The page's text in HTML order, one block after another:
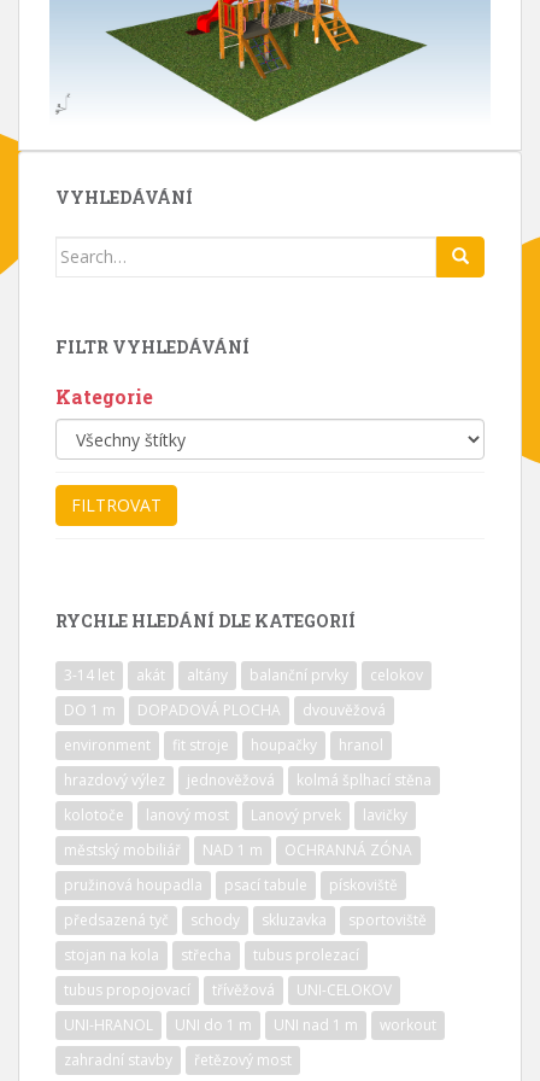
VYHLEDÁVÁNÍ
Search
FILTR VYHLEDÁVÁNÍ
Kategorie
RYCHLE HLEDÁNÍ DLE KATEGORIÍ
3-14 let akát altány balanční prvky
celokov
DO 1 m
DOPADOVÁ PLOCHA
dvouvěžová
environment
fit stroje houpačky
hranol
hrazdový výlez
jednověžová
kolmá šplhací stěna
kolotoče
lanový most Lanový prvek
lavičky
městský mobiliář
NAD 1 m
OCHRANNÁ ZÓNA
pružinová houpadla
psací tabule
pískoviště
předsazená tyč
schody skluzavka
sportoviště
stojan na kola
střecha
tubus prolezací
tubus propojovací
třívěžová
UNI-CELOKOV
UNI-HRANOL
UNI do 1 m UNI nad 1 m
workout
zahradní stavby
řetězový most